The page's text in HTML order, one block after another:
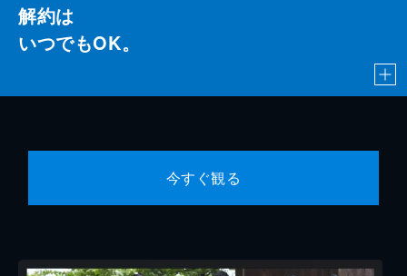
解約は
いつでもOK。
今すぐ観る